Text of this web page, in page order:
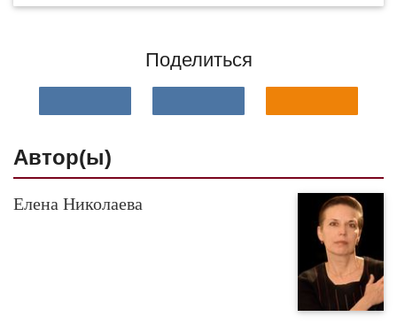
Поделиться
Автор(ы)
Елена Николаева